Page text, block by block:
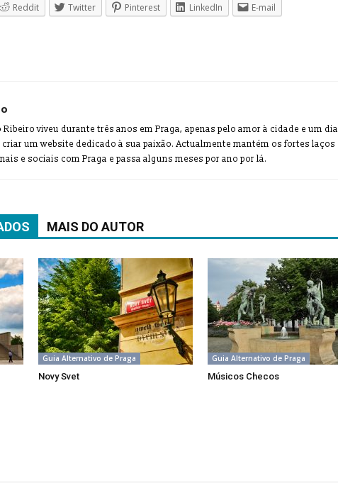
Reddit Twitter Pinterest LinkedIn E-mail
Ribeiro viveu durante três anos em Praga, apenas pelo amor à cidade e um dia
um website dedicado à sua paixão. Actualmente mantém os fortes laços
e sociais com Praga e passa alguns meses por ano por lá.
MAIS DO AUTOR
Guia Alternativo de Praga
Novy Svet
Guia Alternativo de Praga
Músicos Checos